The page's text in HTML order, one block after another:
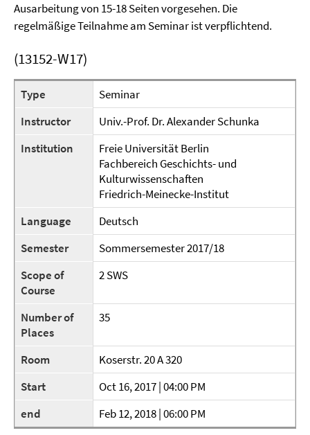
Ausarbeitung von 15-18 Seiten vorgesehen. Die
regelmäßige Teilnahme am Seminar ist verpflichtend.
(13152-W17)
Type
Seminar
Instructor
Univ.-Prof. Dr. Alexander Schunka
Institution
Freie Universität Berlin
Fachbereich Geschichts- und
Kulturwissenschaften
Friedrich-Meinecke-Institut
Language
Deutsch
Semester
Sommersemester 2017/18
Scope of
Course
2 SWS
Number of
Places
35
Room
Koserstr. 20 A 320
Start
Oct 16, 2017 | 04:00 PM
end
Feb 12, 2018 | 06:00 PM